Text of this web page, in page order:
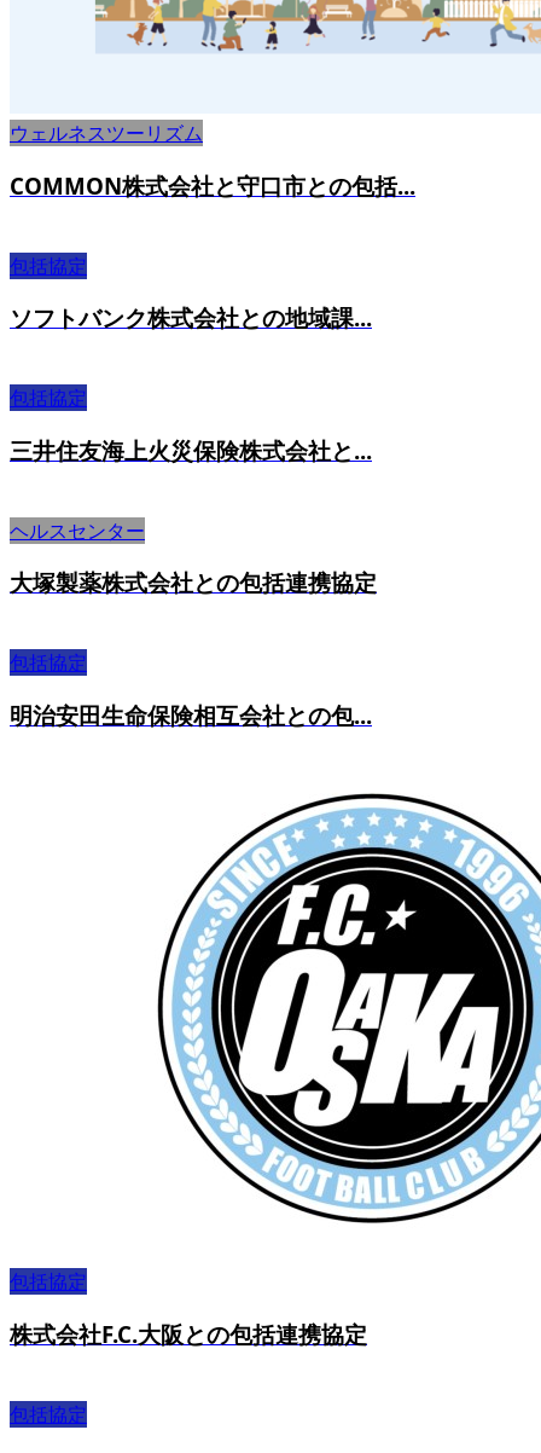
ウェルネスツーリズム
COMMON株式会社と守口市との包括...
包括協定
ソフトバンク株式会社との地域課...
包括協定
三井住友海上火災保険株式会社と...
ヘルスセンター
大塚製薬株式会社との包括連携協定
包括協定
明治安田生命保険相互会社との包...
包括協定
株式会社F.C.大阪との包括連携協定
包括協定